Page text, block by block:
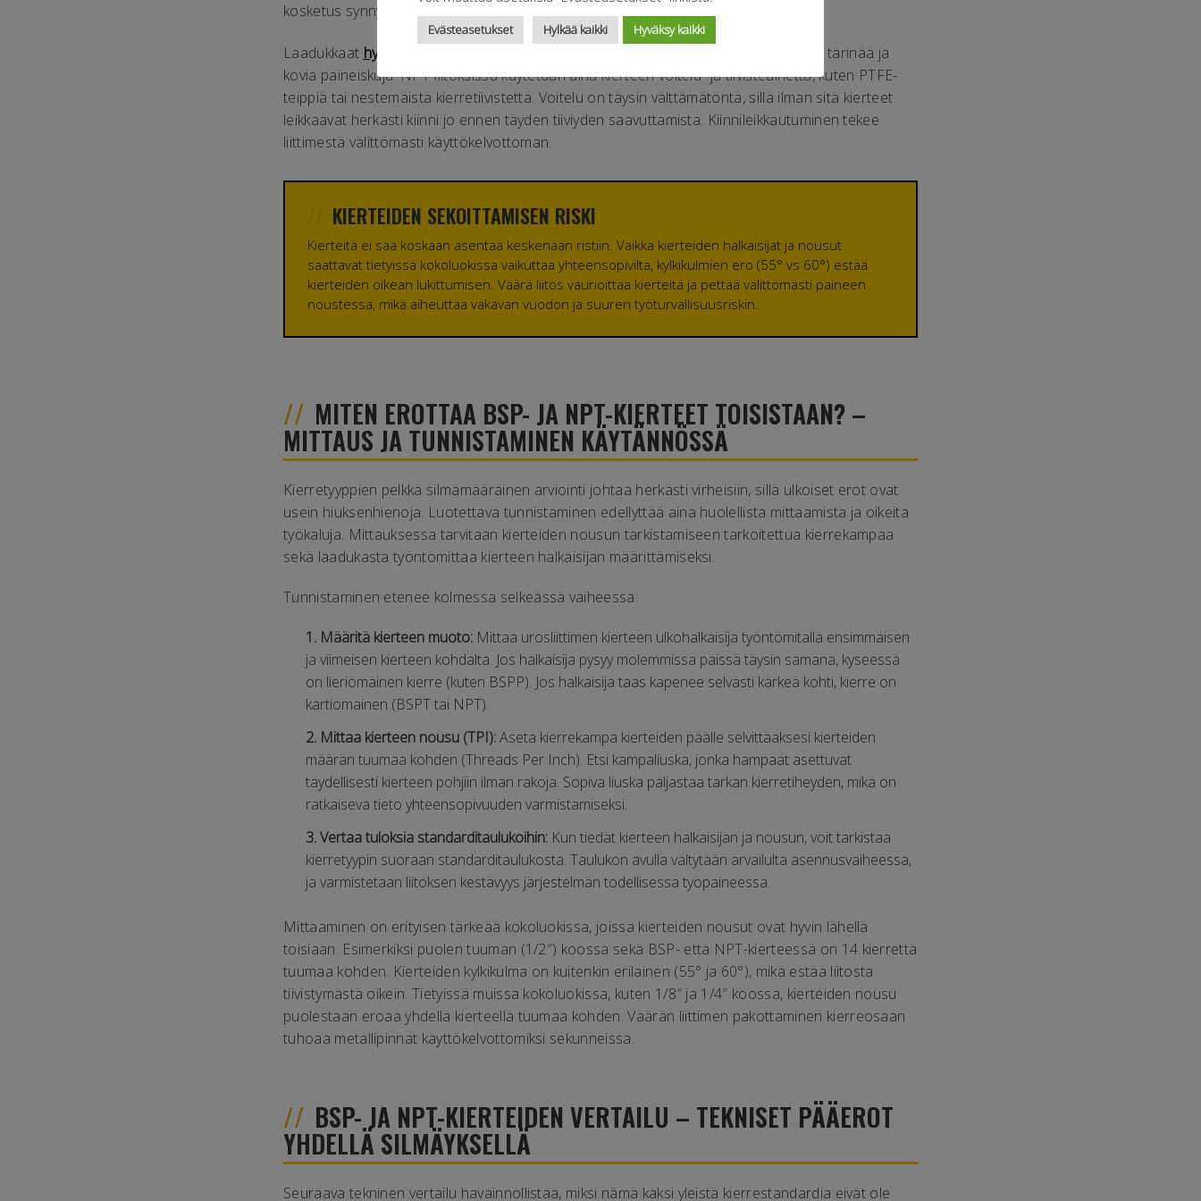
kosketus synnyttävät kierteiden pintojen välille erittäin suuren kitkan.
Laadukkaat hydrauliikkakomponentit
varmistavat, että järjestelmä kestää jatkuvaa tärinää ja
kovia paineiskuja. NPT-liitoksissa käytetään aina kierteen voitelu- ja tiivisteainetta, kuten PTFE-
teippiä tai nestemäistä kierretiivistettä. Voitelu on täysin välttämätöntä, sillä ilman sitä kierteet
leikkaavat herkästi kiinni jo ennen täyden tiiviyden saavuttamista. Kiinnileikkautuminen tekee
liittimestä välittömästi käyttökelvottoman.
KIERTEIDEN SEKOITTAMISEN RISKI
Kierteitä ei saa koskaan asentaa keskenään ristiin. Vaikka kierteiden halkaisijat ja nousut
saattavat tietyissä kokoluokissa vaikuttaa yhteensopivilta, kylkikulmien ero (55° vs 60°) estää
kierteiden oikean lukittumisen. Väärä liitos vaurioittaa kierteitä ja pettää välittömästi paineen
noustessa, mikä aiheuttaa vakavan vuodon ja suuren työturvallisuusriskin.
MITEN EROTTAA BSP- JA NPT-KIERTEET TOISISTAAN? –
MITTAUS JA TUNNISTAMINEN KÄYTÄNNÖSSÄ
Kierretyyppien pelkkä silmämääräinen arviointi johtaa herkästi virheisiin, sillä ulkoiset erot ovat
usein hiuksenhienoja. Luotettava tunnistaminen edellyttää aina huolellista mittaamista ja oikeita
työkaluja. Mittauksessa tarvitaan kierteiden nousun tarkistamiseen tarkoitettua kierrekampaa
sekä laadukasta työntömittaa kierteen halkaisijan määrittämiseksi.
Tunnistaminen etenee kolmessa selkeässä vaiheessa:
1. Määritä kierteen muoto: Mittaa urosliittimen kierteen ulkohalkaisija työntömitalla ensimmäisen
ja viimeisen kierteen kohdalta. Jos halkaisija pysyy molemmissa päissä täysin samana, kyseessä
on lieriömäinen kierre (kuten BSPP). Jos halkaisija taas kapenee selvästi kärkeä kohti, kierre on
kartiomainen (BSPT tai NPT).
2. Mittaa kierteen nousu (TPI):Aseta kierrekampa kierteiden päälle selvittääksesi kierteiden
määrän tuumaa kohden (Threads Per Inch). Etsi kampaliuska, jonka hampaat asettuvat
täydellisesti kierteen pohjiin ilman rakoja. Sopiva liuska paljastaa tarkan kierretiheyden, mikä on
ratkaiseva tieto yhteensopivuuden varmistamiseksi.
3. Vertaa tuloksia standarditaulukoihin: Kun tiedät kierteen halkaisijan ja nousun, voit tarkistaa
kierretyypin suoraan standarditaulukosta. Taulukon avulla vältytään arvailulta asennusvaiheessa,
ja varmistetaan liitoksen kestävyys järjestelmän todellisessa työpaineessa.
Mittaaminen on erityisen tärkeää kokoluokissa, joissa kierteiden nousut ovat hyvin lähellä
toisiaan. Esimerkiksi puolen tuuman (1/2″) koossa sekä BSP- että NPT-kierteessä on 14 kierrettä
tuumaa kohden. Kierteiden kylkikulma on kuitenkin erilainen (55° ja 60°), mikä estää liitosta
tiivistymästä oikein. Tietyissä muissa kokoluokissa, kuten 1/8″ ja 1/4″ koossa, kierteiden nousu
puolestaan eroaa yhdellä kierteellä tuumaa kohden. Väärän liittimen pakottaminen kierreosaan
tuhoaa metallipinnat käyttökelvottomiksi sekunneissa.
BSP- JA NPT-KIERTEIDEN VERTAILU – TEKNISET PÄÄEROT
YHDELLÄ SILMÄYKSELLÄ
Seuraava tekninen vertailu havainnollistaa, miksi nämä kaksi yleistä kierrestandardia eivät ole
Evästeasetukset Hylkää kaikki Hyväksy kaikki